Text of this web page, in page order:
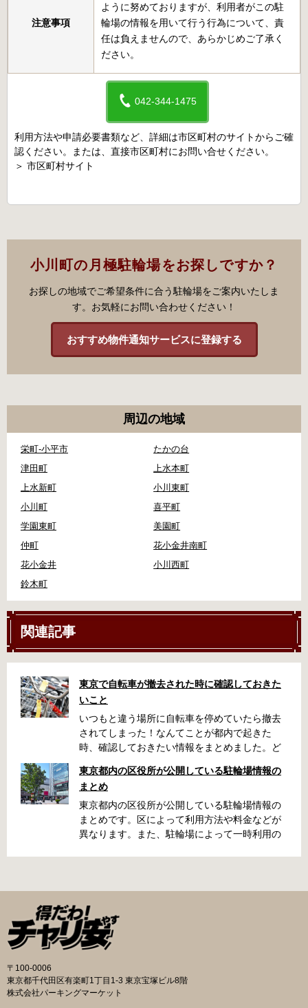
注意事項
ように努めておりますが、利用者がこの駐
輪場の情報を用いて行う行為について、責
任は負えませんので、あらかじめご了承く
ださい。
042-344-1475
利用方法や申請必要書類など、詳細は市区町村のサイトからご確
認ください。または、直接市区町村にお問い合せください。
＞ 市区町村サイト
小川町の月極駐輪場をお探しですか？
お探しの地域でご希望条件に合う駐輪場をご案内いたしま
す。お気軽にお問い合わせください！
おすすめ物件通知サービスに登録する
周辺の地域
栄町-小平市
たかの台
津田町
上水本町
上水新町
小川東町
小川町
喜平町
学園東町
美園町
仲町
花小金井南町
花小金井
小川西町
鈴木町
関連記事
東京で自転車が撤去された時に確認しておきた
いこと
いつもと違う場所に自転車を停めていたら撤去
されてしまった！なんてことが都内で起きた
時、確認しておきたい情報をまとめました。ど
くらい？なんて疑問が浮かぶかと思います。事
前に確認していざという時対処しましょう。 千
代田区 / 新宿区 / 品川区 / 港区 / 中央区 / 大田区
/ 北区 / 墨田区 / 渋谷区 / 葛飾区 千代田区で撤去
された場合 猿楽町保管場所 住所 千代田区神田
の地図が置いてあります） 東京メトロ半蔵門
線、都営新宿・三田線神保町駅から徒歩7分 大
手町高架下自転車保管場所 住所 千代田区大手町
二丁目4番 電話 050-2018-6466（千代田区自転
車対策コールセンター） 最寄駅 東京メトロ半蔵
線大手町駅B3出口 返還の際に必要な書類 返還
料 2,000円 自転車の鍵 身分証明証 千代田区HP
東京都内の区役所が公開している駐輪場情報の
まとめ
東京都内の区役所が公開している駐輪場情報の
まとめです。区によって利用方法や料金などが
異なります。また、駐輪場によって一時利用の
の自転車駐輪場 利用方法 利用登録申請書の提出
申請期間内に利用登録申請書（PDF：
1,396KB） と必要書類を環境まちづくり総務課
あてに郵送（申請期間消印有効）または、期間
内に環境まちづくり総務課（区役所5階5B窓
さい（郵送先・各出張所の受付時間）。電話・
ファクス・メールでは申請できません。 利用料
〒100-0006
東京都千代田区有楽町1丁目1-3 東京宝塚ビル8階
株式会社パーキングマーケット